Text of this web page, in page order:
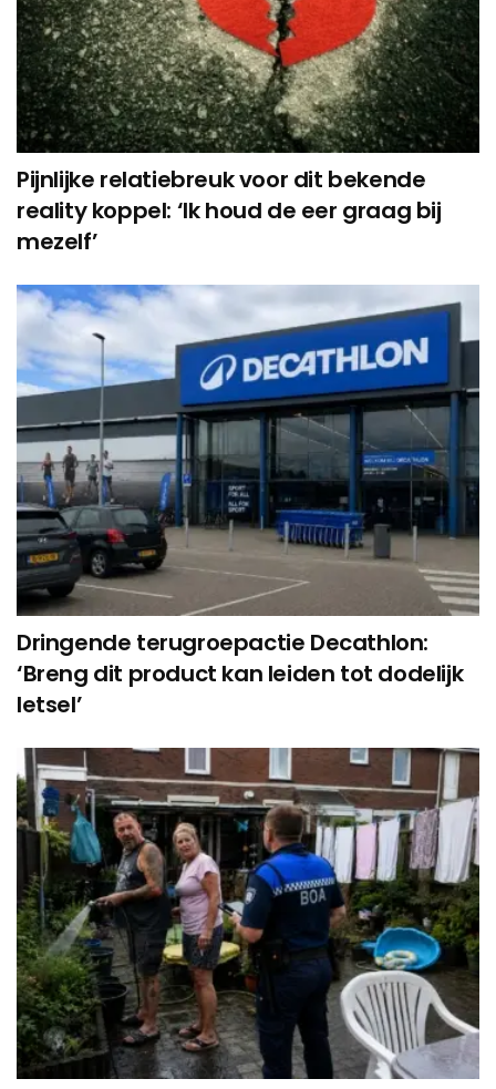
Pijnlijke relatiebreuk voor dit bekende
reality koppel: ‘Ik houd de eer graag bij
mezelf’
Dringende terugroepactie Decathlon:
‘Breng dit product kan leiden tot dodelijk
letsel’